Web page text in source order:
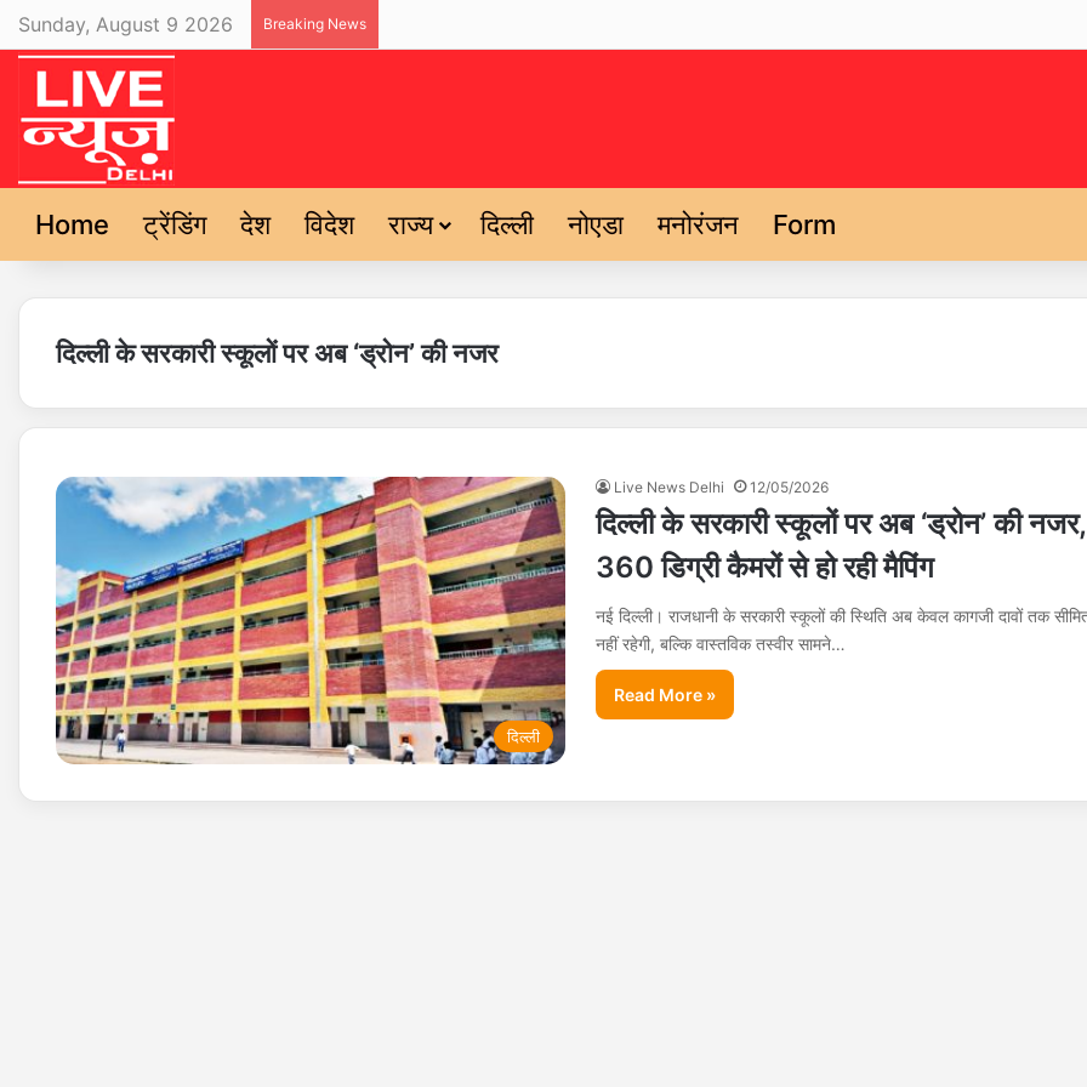
Sunday, August 9 2026 Breaking News
Home ट्रेंडिंग देश विदेश राज्य दिल्ली नोएडा मनोरंजन Form
दिल्ली के सरकारी स्कूलों पर अब ‘ड्रोन’ की नजर
दिल्ली
Live News Delhi 12/05/2026
दिल्ली के सरकारी स्कूलों पर अब ‘ड्रोन’ की नजर,
360 डिग्री कैमरों से हो रही मैपिंग
नई दिल्ली। राजधानी के सरकारी स्कूलों की स्थिति अब केवल कागजी दावों तक
नहीं रहेगी, बल्कि वास्तविक तस्वीर सामने…
Read More »